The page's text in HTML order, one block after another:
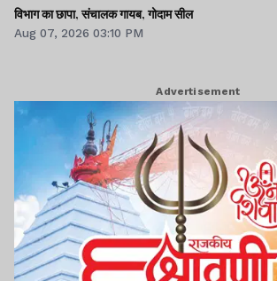
विभाग का छापा, संचालक गायब, गोदाम सील
Aug 07, 2026 03:10 PM
Advertisement